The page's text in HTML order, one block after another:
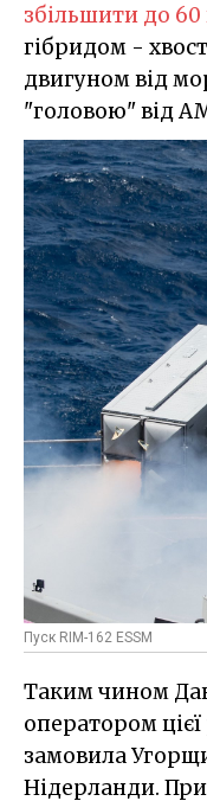
збільшити до
гібридом -
двигуном від
"головою" від
Пуск RIM-162 ESSM
Таким чином
оператором цієї
замовила
Нідерланди.